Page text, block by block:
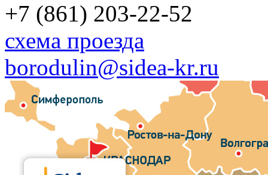
+7 (861) 203-22-52
схема проезда
borodulin@sidea-kr.ru